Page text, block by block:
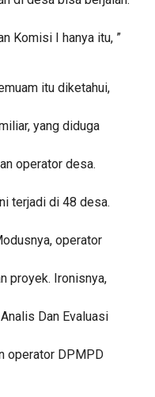
Komisi I hanya itu, ”
itu diketahui,
yang diduga
operator desa.
terjadi di 48 desa.
operator
proyek. Ironisnya,
Dan Evaluasi
operator DPMPD